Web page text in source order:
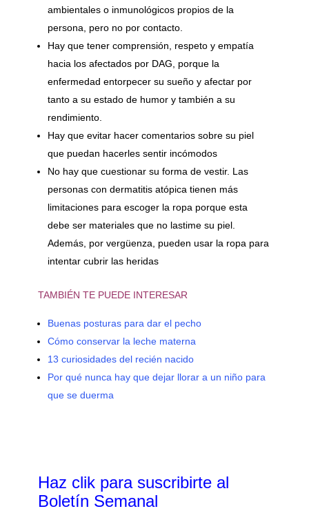
ambientales o inmunológicos propios de la
persona, pero no por contacto.
Hay que tener comprensión, respeto y empatía
hacia los afectados por DAG, porque la
enfermedad entorpecer su sueño y afectar por
tanto a su estado de humor y también a su
rendimiento.
Hay que evitar hacer comentarios sobre su piel
que puedan hacerles sentir incómodos
No hay que cuestionar su forma de vestir. Las
personas con dermatitis atópica tienen más
limitaciones para escoger la ropa porque esta
debe ser materiales que no lastime su piel.
Además, por vergüenza, pueden usar la ropa para
intentar cubrir las heridas
TAMBIÉN TE PUEDE INTERESAR
Buenas posturas para dar el pecho
Cómo conservar la leche materna
13 curiosidades del recién nacido
Por qué nunca hay que dejar llorar a un niño para
que se duerma
Haz clik para suscribirte al
Boletín Semanal